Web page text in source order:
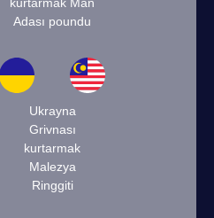
Adası poundu
Ukrayna
Grivnası
kurtarmak
Malezya
Ringgiti